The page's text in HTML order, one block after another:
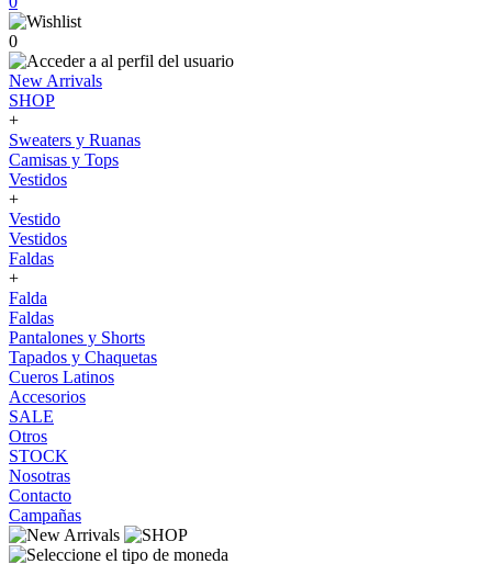
0
New Arrivals
SHOP
+
Sweaters y Ruanas
Camisas y Tops
Vestidos
+
Vestido
Vestidos
Faldas
+
Falda
Faldas
Pantalones y Shorts
Tapados y Chaquetas
Cueros Latinos
Accesorios
SALE
Otros
STOCK
Nosotras
Contacto
Campañas